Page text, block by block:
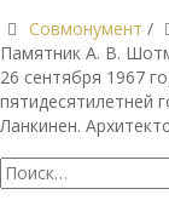
Совмонумент /
Памятник А. В.
26 сентября 1967
пятидесятилетней
Ланкинен.
Найти: